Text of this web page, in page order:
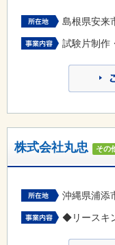
島根県安来
試験片制作
株式会社丸忠 その
沖縄県浦添
◆リースキ